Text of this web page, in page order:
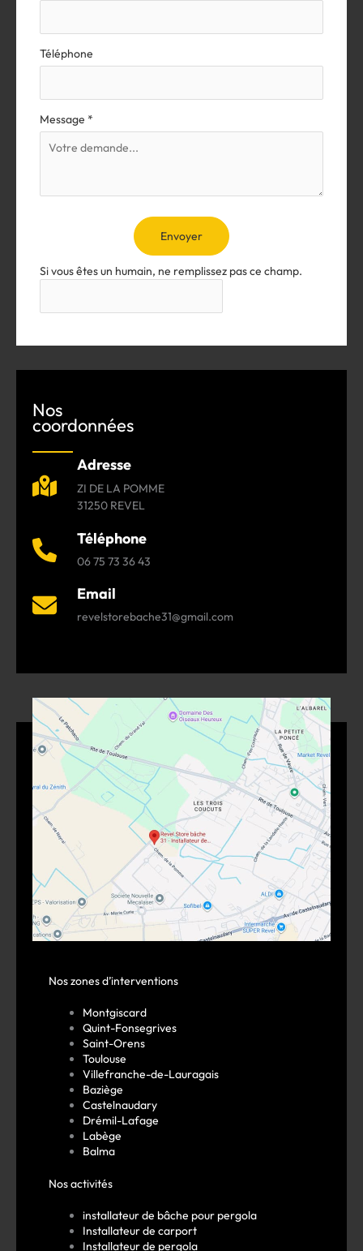
Téléphone
Message *
Envoyer
Si vous êtes un humain, ne remplissez pas ce champ.
Nos
coordonnées
Adresse
ZI DE LA POMME
31250 REVEL
Téléphone
06 75 73 36 43
Email
revelstorebache31@gmail.com
Nos zones d’interventions
Montgiscard
Quint-Fonsegrives
Saint-Orens
Toulouse
Villefranche-de-Lauragais
Baziège
Castelnaudary
Drémil-Lafage
Labège
Balma
Nos activités
installateur de bâche pour pergola
Installateur de carport
Installateur de pergola